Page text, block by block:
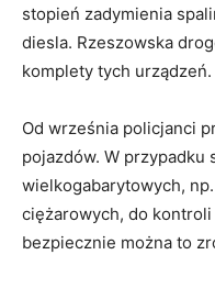
stopień zadymienia
diesla. Rzeszowska
komplety tych urządzeń.
Od września policjanci
pojazdów. W przypadku
wielkogabarytowych,
ciężarowych, do
bezpiecznie można to